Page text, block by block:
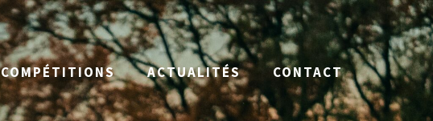
COMPÉTITIONS ACTUALITÉS CONTACT